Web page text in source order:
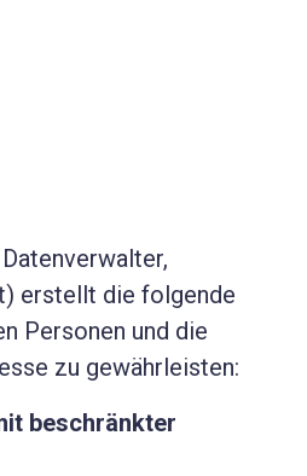
erstellt die folgende
Personen und die
zu gewährleisten:
beschränkter